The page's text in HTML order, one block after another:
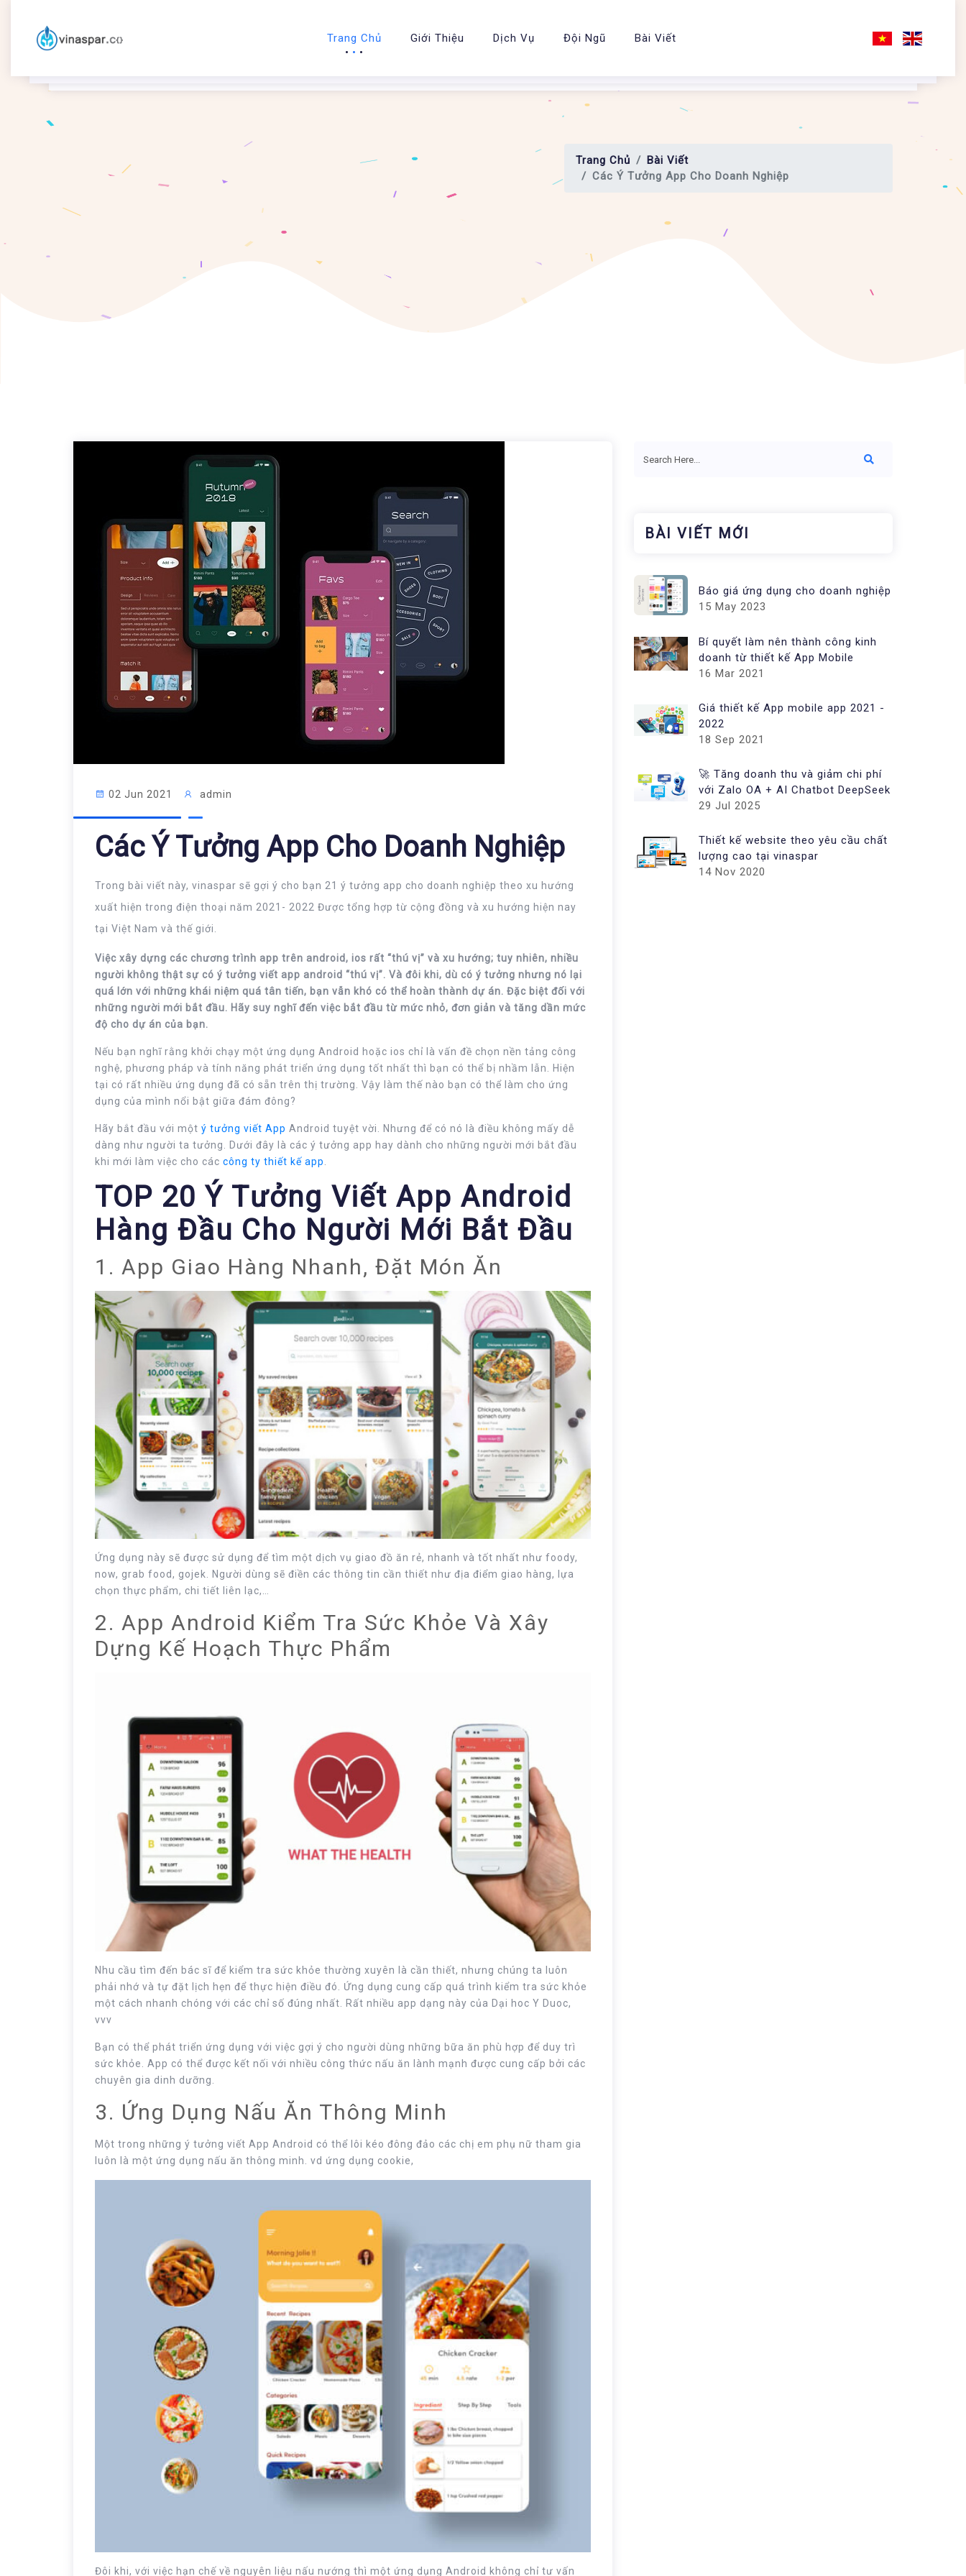
Trang Chủ Giới Thiệu Dịch Vụ Đội Ngũ Bài Viết
Trang Chủ
Bài Viết
Các Ý Tưởng App Cho Doanh Nghiệp
02 Jun 2021 admin
Các Ý Tưởng App Cho Doanh Nghiệp
Trong bài viết này, vinaspar sẽ gợi ý cho bạn 21 ý tưởng app cho doanh nghiệp theo xu hướng
xuất hiện trong điện thoại năm 2021- 2022 Được tổng hợp từ cộng đồng và xu hướng hiện nay
tại Việt Nam và thế giới.
Việc xây dựng các chương trình app trên android, ios rất “thú vị” và xu hướng; tuy nhiên, nhiều
người không thật sự có ý tưởng viết app android “thú vị”. Và đôi khi, dù có ý tưởng nhưng nó lại
quá lớn với những khái niệm quá tân tiến, bạn vẫn khó có thể hoàn thành dự án. Đặc biệt đối với
những người mới bắt đầu. Hãy suy nghĩ đến việc bắt đầu từ mức nhỏ, đơn giản và tăng dần mức
độ cho dự án của bạn.
Nếu bạn nghĩ rằng khởi chạy một ứng dụng Android hoặc ios chỉ là vấn đề chọn nền tảng công
nghệ, phương pháp và tính năng phát triển ứng dụng tốt nhất thì bạn có thể bị nhầm lẫn. Hiện
tại có rất nhiều ứng dụng đã có sẵn trên thị trường. Vậy làm thế nào bạn có thể làm cho ứng
dụng của mình nổi bật giữa đám đông?
Hãy bắt đầu với một ý tưởng viết App Android tuyệt vời. Nhưng để có nó là điều không mấy dễ
dàng như người ta tưởng. Dưới đây là các ý tưởng app hay dành cho những người mới bắt đầu
khi mới làm việc cho các công ty thiết kế app
TOP 20 Ý Tưởng Viết App Android
Hàng Đầu Cho Người Mới Bắt Đầu
1. App Giao Hàng Nhanh, Đặt Món Ăn
Ứng dụng này sẽ được sử dụng để tìm một dịch vụ giao đồ ăn rẻ, nhanh và tốt nhất như foody,
now, grab food, gojek. Người dùng sẽ điền các thông tin cần thiết như địa điểm giao hàng, lựa
chọn thực phẩm, chi tiết liên lạc,…
2. App Android Kiểm Tra Sức Khỏe Và Xây
Dựng Kế Hoạch Thực Phẩm
Nhu cầu tìm đến bác sĩ để kiểm tra sức khỏe thường xuyên là cần thiết, nhưng chúng ta luôn
phải nhớ và tự đặt lịch hẹn để thực hiện điều đó. Ứng dụng cung cấp quá trình kiểm tra sức khỏe
một cách nhanh chóng với các chỉ số đúng nhất. Rất nhiều app dạng này của Dại hoc Y Duoc,
vvv
Bạn có thể phát triển ứng dụng với việc gợi ý cho người dùng những bữa ăn phù hợp để duy trì
sức khỏe. App có thể được kết nối với nhiều công thức nấu ăn lành mạnh được cung cấp bởi các
chuyên gia dinh dưỡng.
3. Ứng Dụng Nấu Ăn Thông Minh
Một trong những ý tưởng viết App Android có thể lôi kéo đông đảo các chị em phụ nữ tham gia
luôn là một ứng dụng nấu ăn thông minh. vd ứng dụng cookie,
Đôi khi, với việc hạn chế về nguyên liệu nấu nướng thì một ứng dụng Android không chỉ tư vấn
BÀI VIẾT MỚI
Báo giá ứng dụng cho doanh nghiệp
15 May 2023
Bí quyết làm nên thành công kinh
doanh từ thiết kế App Mobile
16 Mar 2021
Giá thiết kế App mobile app 2021 -
2022
18 Sep 2021
🚀 Tăng doanh thu và giảm chi phí
với Zalo OA + AI Chatbot DeepSeek
29 Jul 2025
Thiết kế website theo yêu cầu chất
lượng cao tại vinaspar
14 Nov 2020